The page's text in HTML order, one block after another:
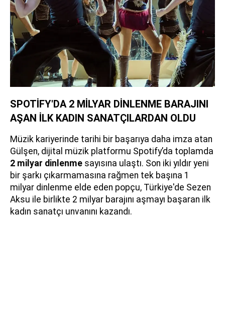
SPOTİFY'DA 2 MİLYAR DİNLENME BARAJINI
AŞAN İLK KADIN SANATÇILARDAN OLDU
Müzik kariyerinde tarihi bir başarıya daha imza atan
Gülşen, dijital müzik platformu Spotify’da toplamda
2 milyar dinlenme sayısına ulaştı. Son iki yıldır yeni
bir şarkı çıkarmamasına rağmen tek başına 1
milyar dinlenme elde eden popçu, Türkiye'de Sezen
Aksu ile birlikte 2 milyar barajını aşmayı başaran ilk
kadın sanatçı unvanını kazandı.